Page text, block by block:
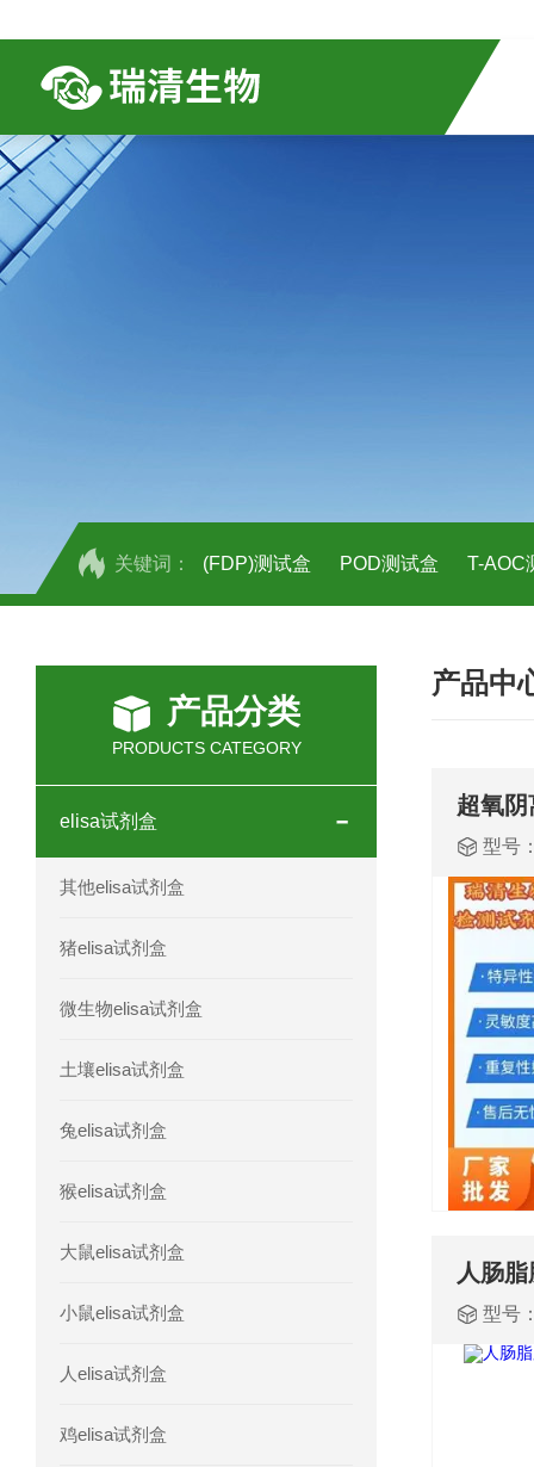
关键词： (FDP)测试盒 POD测试盒 T-AOC
人全式钴氨素2(HTSB2)elisa试剂盒现
人鞘脂(SPH)elisa试剂盒现货速发
人抗卵巢抗体(Anti-OV Ab)elisa试剂盒
人蓝氏贾第虫(GL)elisa试剂盒厂家直销
人膳食纤维(TDF)elisa试剂盒现货
人疱疹病毒-6型感染(HHV-6)elisa试剂
人囊尾蚴病抗体(CC Ab)elisa试剂盒免
人胰腺衍生因子(PANDER)elisa试剂盒
人髓系细胞触发受体-1(TREM-1)elisa
产品分类
PRODUCTS CATEGORY
elisa试剂盒
其他elisa试剂盒
猪elisa试剂盒
微生物elisa试剂盒
土壤elisa试剂盒
兔elisa试剂盒
猴elisa试剂盒
大鼠elisa试剂盒
小鼠elisa试剂盒
人elisa试剂盒
鸡elisa试剂盒
产品中
超氧
型号
型号